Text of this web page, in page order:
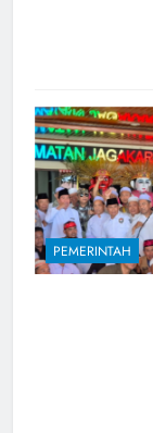
PEMERINTAH